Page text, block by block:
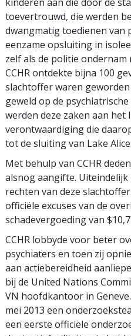
toevertrouwd, die werden
dwangmatig toedienen van
eenzame opsluiting in
zelf als de politie
CCHR ontdekte bijna 100
slachtoffer waren
geweld op de
werden deze zaken aan
verontwaardiging die
tot de sluiting van Lake Alice.
Met behulp van CCHR
alsnog aangifte.
rechten van deze
officiële excuses van de
schadevergoeding van
CCHR lobbyde voor beter
psychiaters en toen zij
aan actiebereidheid
bij de United Nations
VN hoofdkantoor in
mei 2013 een
een eerste officiële